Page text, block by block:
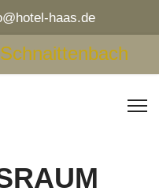
haas.de